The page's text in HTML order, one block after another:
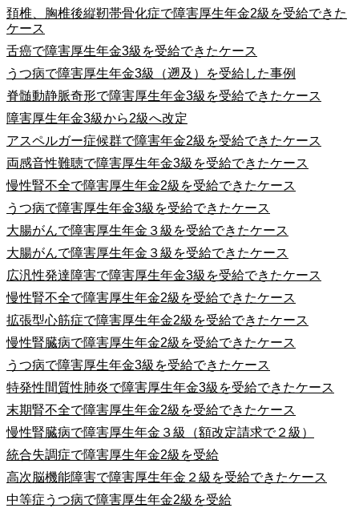
頚椎、胸椎後縦靭帯骨化症で障害厚生年金2級を受給できた
ケース
舌癌で障害厚生年金3級を受給できたケース
うつ病で障害厚生年金3級（遡及）を受給した事例
脊髄動静脈奇形で障害厚生年金3級を受給できたケース
障害厚生年金3級から2級へ改定
アスペルガー症候群で障害年金2級を受給できたケース
両感音性難聴で障害厚生年金3級を受給できたケース
慢性腎不全で障害厚生年金2級を受給できたケース
うつ病で障害厚生年金3級を受給できたケース
大腸がんで障害厚生年金３級を受給できたケース
大腸がんで障害厚生年金３級を受給できたケース
広汎性発達障害で障害厚生年金3級を受給できたケース
慢性腎不全で障害厚生年金2級を受給できたケース
拡張型心筋症で障害厚生年金2級を受給できたケース
慢性腎臓病で障害厚生年金2級を受給できたケース
うつ病で障害厚生年金3級を受給できたケース
特発性間質性肺炎で障害厚生年金3級を受給できたケース
末期腎不全で障害厚生年金2級を受給できたケース
慢性腎臓病で障害厚生年金３級（額改定請求で２級）
統合失調症で障害厚生年金2級を受給
高次脳機能障害で障害厚生年金２級を受給できたケース
中等症うつ病で障害厚生年金2級を受給